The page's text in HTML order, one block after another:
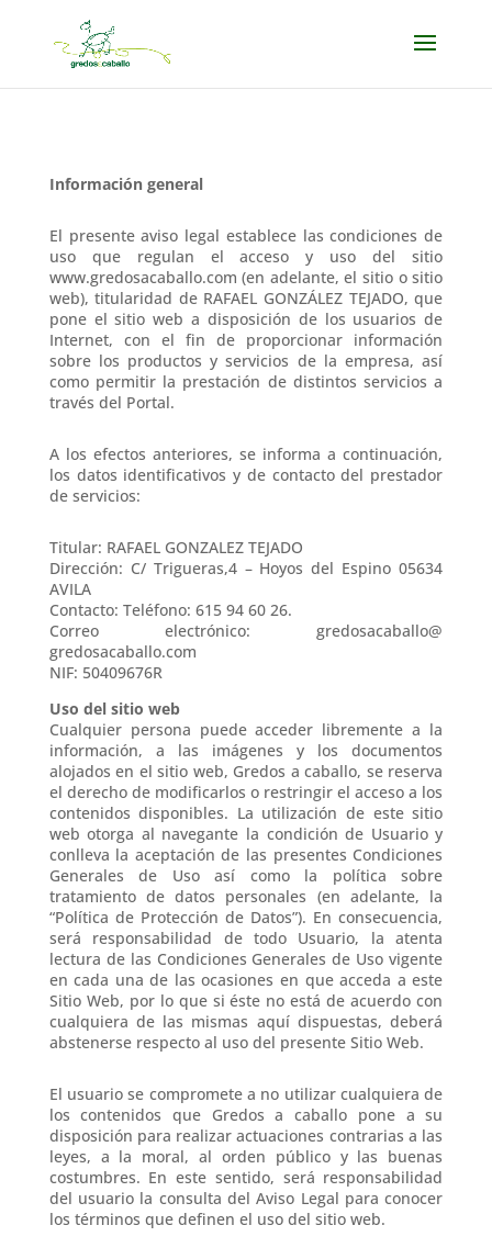
Información general
El presente aviso legal establece las condiciones de
uso que regulan el acceso y uso del sitio
www.gredosacaballo.com (en adelante, el sitio o sitio
web), titularidad de RAFAEL GONZÁLEZ TEJADO, que
pone el sitio web a disposición de los usuarios de
Internet, con el fin de proporcionar información
sobre los productos y servicios de la empresa, así
como permitir la prestación de distintos servicios a
través del Portal.
A los efectos anteriores, se informa a continuación,
los datos identificativos y de contacto del prestador
de servicios:
Titular: RAFAEL GONZALEZ TEJADO
Dirección: C/ Trigueras,4 – Hoyos del Espino 05634
AVILA
Contacto: Teléfono: 615 94 60 26.
Correo electrónico: gredosacaballo@
gredosacaballo.com
NIF: 50409676R
Uso del sitio web
Cualquier persona puede acceder libremente a la
información, a las imágenes y los documentos
alojados en el sitio web, Gredos a caballo, se reserva
el derecho de modificarlos o restringir el acceso a los
contenidos disponibles. La utilización de este sitio
web otorga al navegante la condición de Usuario y
conlleva la aceptación de las presentes Condiciones
Generales de Uso así como la política sobre
tratamiento de datos personales (en adelante, la
“Política de Protección de Datos”). En consecuencia,
será responsabilidad de todo Usuario, la atenta
lectura de las Condiciones Generales de Uso vigente
en cada una de las ocasiones en que acceda a este
Sitio Web, por lo que si éste no está de acuerdo con
cualquiera de las mismas aquí dispuestas, deberá
abstenerse respecto al uso del presente Sitio Web.
El usuario se compromete a no utilizar cualquiera de
los contenidos que Gredos a caballo pone a su
disposición para realizar actuaciones contrarias a las
leyes, a la moral, al orden público y las buenas
costumbres. En este sentido, será responsabilidad
del usuario la consulta del Aviso Legal para conocer
los términos que definen el uso del sitio web.